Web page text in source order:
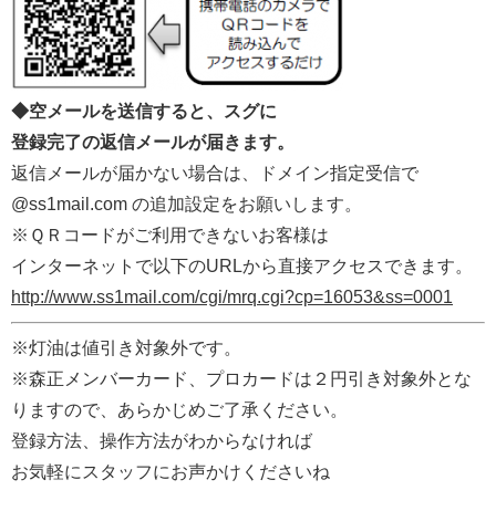
◆空メールを送信すると、スグに
登録完了の返信メールが届きます。
返信メールが届かない場合は、ドメイン指定受信で
@ss1mail.com の追加設定をお願いします。
※ＱＲコードがご利用できないお客様は
インターネットで以下のURLから直接アクセスできます。
http://www.ss1mail.com/cgi/mrq.cgi?cp=16053&ss=0001
※灯油は値引き対象外です。
※森正メンバーカード、プロカードは２円引き対象外とな
りますので、あらかじめご了承ください。
登録方法、操作方法がわからなければ
お気軽にスタッフにお声かけくださいね